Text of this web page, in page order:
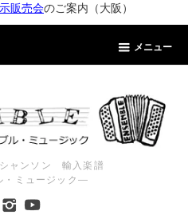
販売会のご案内（大阪）
メニュー
ャンソン 輸入楽譜
・ミュージック―